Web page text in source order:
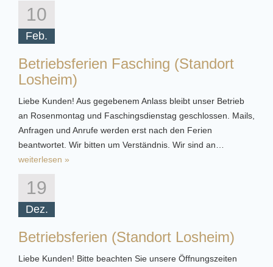
10
Feb.
Betriebsferien Fasching (Standort
Losheim)
Liebe Kunden! Aus gegebenem Anlass bleibt unser Betrieb
an Rosenmontag und Faschingsdienstag geschlossen. Mails,
Anfragen und Anrufe werden erst nach den Ferien
beantwortet. Wir bitten um Verständnis. Wir sind an…
weiterlesen »
19
Dez.
Betriebsferien (Standort Losheim)
Liebe Kunden! Bitte beachten Sie unsere Öffnungszeiten